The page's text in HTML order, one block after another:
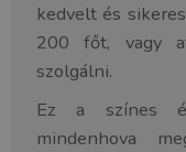
kedvelt és
200 főt, vagy
szolgálni.
Ez a színes
mindenhova